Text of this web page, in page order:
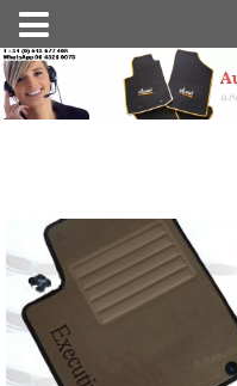
Nav
activeren
door
inhoud